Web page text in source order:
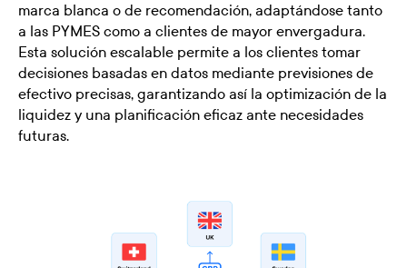
marca blanca o de recomendación, adaptándose tanto
a las PYMES como a clientes de mayor envergadura.
Esta solución escalable permite a los clientes tomar
decisiones basadas en datos mediante previsiones de
efectivo precisas, garantizando así la optimización de la
liquidez y una planificación eficaz ante necesidades
futuras.